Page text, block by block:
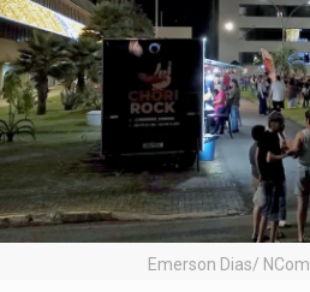
Emerson Dias/ NCom